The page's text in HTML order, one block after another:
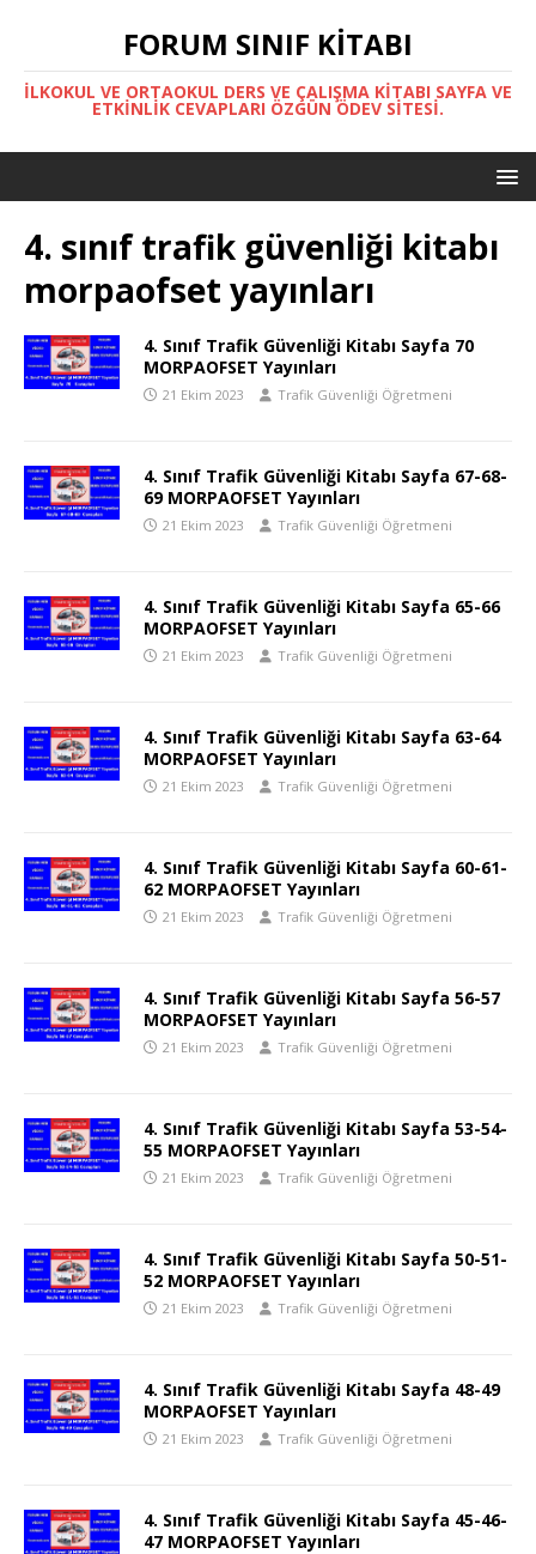
FORUM SINIF KITABI
İLKOKUL VE ORTAOKUL DERS VE ÇALIŞMA KITABI SAYFA VE
ETKINLIK CEVAPLARI ÖZGÜN ÖDEV SITESI.
4. sınıf trafik güvenliği kitabı
morpaofset yayınları
4. Sınıf Trafik Güvenliği Kitabı Sayfa 70
MORPAOFSET Yayınları
21 Ekim 2023 Trafik Güvenliği Öğretmeni
4. Sınıf Trafik Güvenliği Kitabı Sayfa 67-68-
69 MORPAOFSET Yayınları
21 Ekim 2023 Trafik Güvenliği Öğretmeni
4. Sınıf Trafik Güvenliği Kitabı Sayfa 65-66
MORPAOFSET Yayınları
21 Ekim 2023 Trafik Güvenliği Öğretmeni
4. Sınıf Trafik Güvenliği Kitabı Sayfa 63-64
MORPAOFSET Yayınları
21 Ekim 2023 Trafik Güvenliği Öğretmeni
4. Sınıf Trafik Güvenliği Kitabı Sayfa 60-61-
62 MORPAOFSET Yayınları
21 Ekim 2023 Trafik Güvenliği Öğretmeni
4. Sınıf Trafik Güvenliği Kitabı Sayfa 56-57
MORPAOFSET Yayınları
21 Ekim 2023 Trafik Güvenliği Öğretmeni
4. Sınıf Trafik Güvenliği Kitabı Sayfa 53-54-
55 MORPAOFSET Yayınları
21 Ekim 2023 Trafik Güvenliği Öğretmeni
4. Sınıf Trafik Güvenliği Kitabı Sayfa 50-51-
52 MORPAOFSET Yayınları
21 Ekim 2023 Trafik Güvenliği Öğretmeni
4. Sınıf Trafik Güvenliği Kitabı Sayfa 48-49
MORPAOFSET Yayınları
21 Ekim 2023 Trafik Güvenliği Öğretmeni
4. Sınıf Trafik Güvenliği Kitabı Sayfa 45-46-
47 MORPAOFSET Yayınları